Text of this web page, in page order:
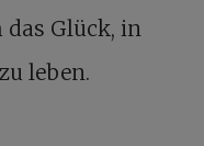
das Glück, in
leben.